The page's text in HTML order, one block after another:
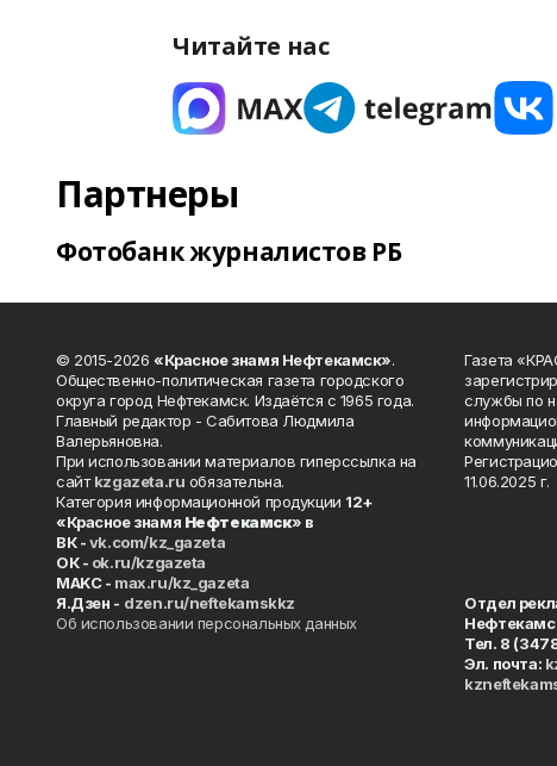
Читайте нас
Партнеры
Фотобанк журналистов РБ
© 2015-2026 «Красное знамя Нефтекамск».
Общественно-политическая газета городского
округа город Нефтекамск. Издаётся с 1965 года.
Главный редактор - Сабитова Людмила
Валерьяновна.
При использовании материалов гиперссылка на
сайтkzgazeta.ru обязательна.
Категория информационной продукции 12+
«Красное знамя Нефтекамск» в
ВК -vk.com/kz_gazeta
ОК - ok.ru/kzgazeta
MAKC - max.ru/kz_gazeta
Я.Дзен - dzen.ru/neftekamskkz
Об использовании персональных данных
Газета
службы по
11.06.2025 г.
Отдел
Тел. 8
Эл. почта: